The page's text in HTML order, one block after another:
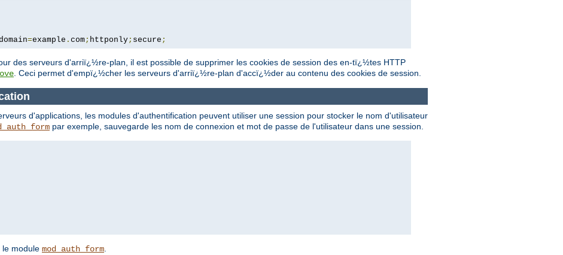
=example . com ; httponly ; secure ;
des serveurs d'arriï¿½re-plan, il est possible de supprimer les cookies de session des en-tï¿½tes HTTP
. Ceci permet d'empï¿½cher les serveurs d'arriï¿½re-plan d'accï¿½der au contenu des cookies de session.
d'applications, les modules d'authentification peuvent utiliser une session pour stocker le nom d'utilisateur
par exemple, sauvegarde les nom de connexion et mot de passe de l'utilisateur dans une session.
le module mod_auth_form